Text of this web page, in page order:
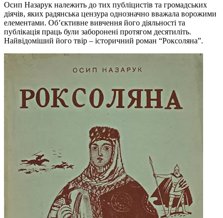
Осип Назарук належить до тих публіцистів та громадських
діячів, яких радянська цензура однозначно вважала ворожими
елементами. Об’єктивне вивчення його діяльності та
публікація праць були заборонені протягом десятиліть.
Найвідоміший його твір – історичний роман “Роксоляна”.